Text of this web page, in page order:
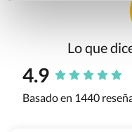
Lo que
4.9
Basado en 1440